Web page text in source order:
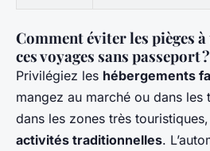
Comment éviter les pièges
ces voyages sans passeport ?
Privilégiez les hébergements
mangez au marché ou dans les
dans les zones très
activités traditionnelles.